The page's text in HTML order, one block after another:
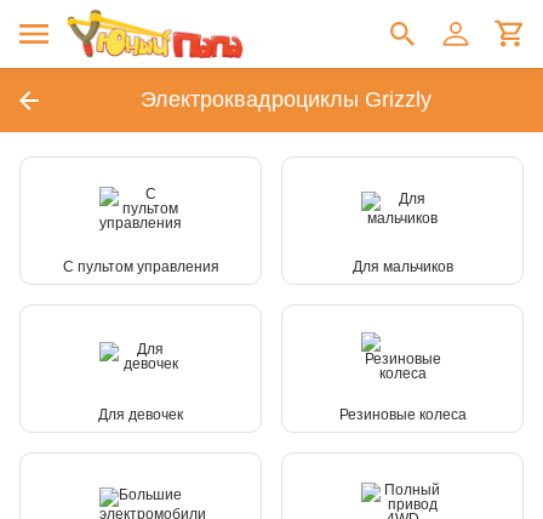
Электроквадроциклы Grizzly
С пультом управления Для мальчиков
Для девочек Резиновые колеса